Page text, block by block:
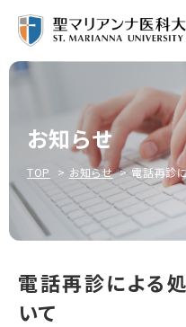
お知らせ
TOP お知らせ 電話再診
電話再診による
いて